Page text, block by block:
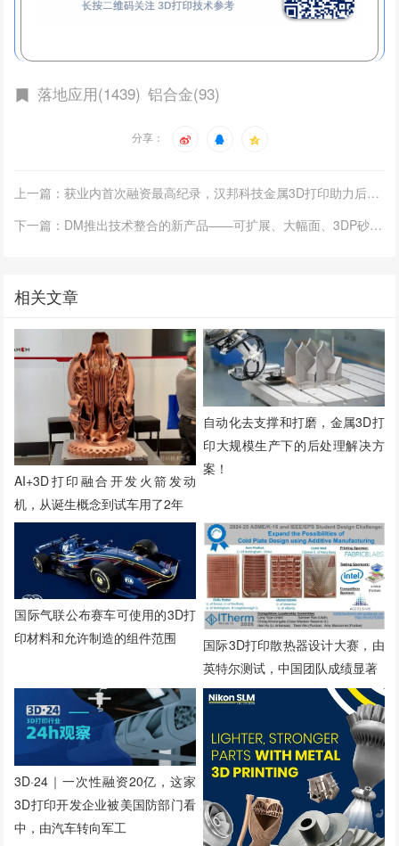
落地应用(1439) 铝合金(93)
分享：
上一篇：获业内首次融资最高纪录，汉邦科技金属3D打印助力后疫情时代传统制造业变革
下一篇：DM推出技术整合的新产品——可扩展、大幅面、3DP砂型3D打印机
相关文章
AI+3D打印融合开发火箭发动
机，从诞生概念到试车用了2年
自动化去支撑和打磨，金属3D打
印大规模生产下的后处理解决方
案！
国际气联公布赛车可使用的3D打
印材料和允许制造的组件范围
国际3D打印散热器设计大赛，由
英特尔测试，中国团队成绩显著
3D·24｜一次性融资20亿，这家
3D打印开发企业被美国防部门看
中，由汽车转向军工